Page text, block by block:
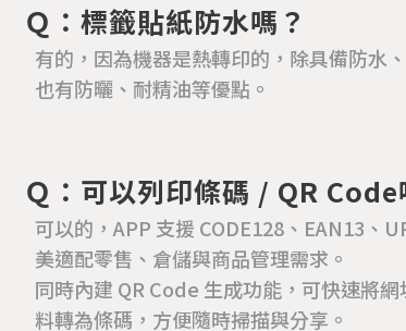
Ｑ：標籤貼紙防水嗎？
有的，因為機器是熱轉印的，除具備防水
也有防曬、耐精油等優點。
Ｑ：可以列印條碼 / QR Code
可以的，APP 支援 CODE128、EAN13、
美適配零售、倉儲與商品管理需求。
同時內建 QR Code 生成功能，可快速將
料轉為條碼，方便隨時掃描與分享。